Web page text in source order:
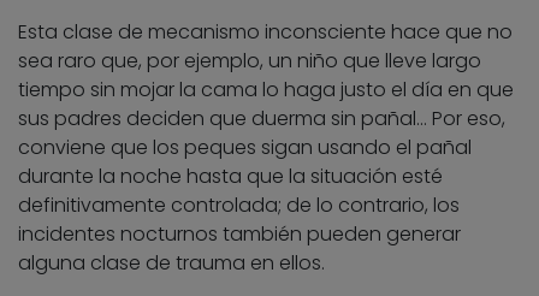
Esta clase de mecanismo inconsciente hace que no
sea raro que, por ejemplo, un niño que lleve largo
tiempo sin mojar la cama lo haga justo el día en que
sus padres deciden que duerma sin pañal… Por eso,
conviene que los peques sigan usando el pañal
durante la noche hasta que la situación esté
definitivamente controlada; de lo contrario, los
incidentes nocturnos también pueden generar
alguna clase de trauma en ellos.